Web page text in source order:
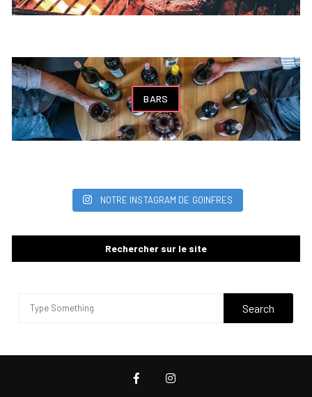
BARS
NOTRE INSTAGRAM DE GOINFRES
Rechercher sur le site